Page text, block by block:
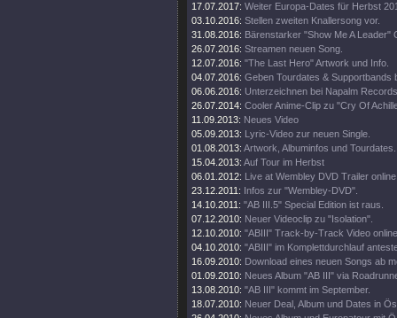
17.07.2017: Weiter Europa-Dates für Herbst
03.10.2016: Stellen zweiten Knallersong vor.
31.08.2016: Bärenstarker "Show Me A Leader"
26.07.2016: Streamen neuen Song.
12.07.2016: "The Last Hero" Artwork und Info.
04.07.2016: Geben Tourdates & Supportbands
06.06.2016: Unterzeichnen bei Napalm
26.07.2014: Cooler Anime-Clip zu "Cry Of
11.09.2013: Neues Video
05.09.2013: Lyric-Video zur neuen Single.
01.08.2013: Artwork, Albuminfos und Tourdates.
15.04.2013: Auf Tour im Herbst
06.01.2012: Live at Wembley DVD Trailer
23.12.2011: Infos zur "Wembley-DVD".
14.10.2011: "AB III.5" Special Edition ist raus.
07.12.2010: Neuer Videoclip zu "Isolation".
12.10.2010: "ABIII" Track-by-Track Video
04.10.2010: "ABIII" im Komplettdurchlauf
16.09.2010: Download eines neuen Songs ab
01.09.2010: Neues Album "AB III" via
13.08.2010: "AB III" kommt im September.
18.07.2010: Neuer Deal, Album und Dates in